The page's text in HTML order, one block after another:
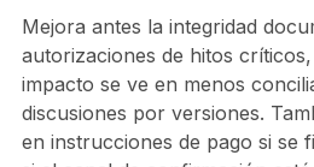
Mejora antes la integridad
autorizaciones de hitos
impacto se ve en menos
discusiones por versiones.
en instrucciones de pago si se